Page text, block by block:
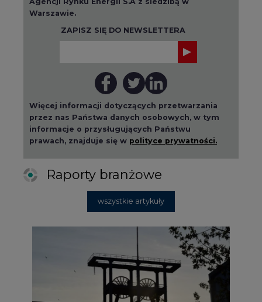
Warszawie.
ZAPISZ SIĘ DO NEWSLETTERA
Więcej informacji dotyczących przetwarzania
przez nas Państwa danych osobowych, w tym
informacje o przysługujących Państwu
prawach, znajduje się w polityce prywatności.
Raporty branżowe
wszystkie artykuły